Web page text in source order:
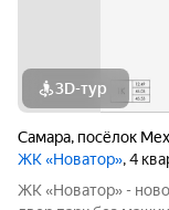
3D-тур
Самара, посёлок
ЖК «Новатор», 4
ЖК «Новатор» -